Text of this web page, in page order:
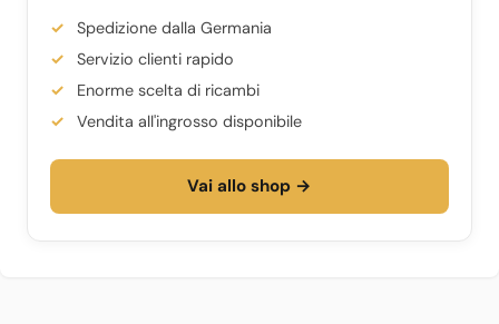
Spedizione dalla Germania
Servizio clienti rapido
Enorme scelta di ricambi
Vendita all'ingrosso disponibile
Vai allo shop →